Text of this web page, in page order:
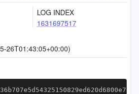
LOG INDEX
1631697517
26T01:43:05+00:00)